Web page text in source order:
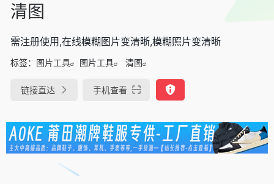
清图
需注册使用,在线模糊图片变清晰,模糊照片变清晰
标签： 图片工具 图片工具 清图
链接直达 手机查看